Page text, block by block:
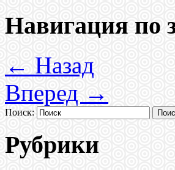
Навигация по
← Назад
Вперед →
Поиск:
Рубрики